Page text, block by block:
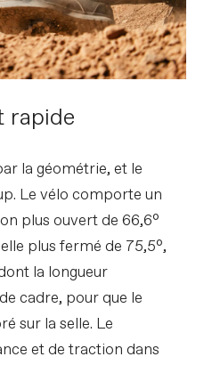
rapide
la géométrie, et le
Le vélo comporte un
plus ouvert de 66,6°
plus fermé de 75,5°,
la longueur
cadre, pour que le
sur la selle. Le
et de traction dans